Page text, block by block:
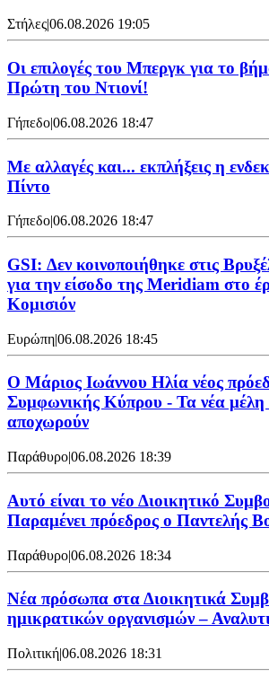
Στήλες|06.08.2026 19:05
Οι επιλογές του Μπεργκ για το
Πρώτη του Ντιονί!
Γήπεδο|06.08.2026 18:47
Με αλλαγές και... εκπλήξεις η
Πίντο
Γήπεδο|06.08.2026 18:47
GSI: Δεν κοινοποιήθηκε στις
για την είσοδο της Meridiam στο
Κομισιόν
Ευρώπη|06.08.2026 18:45
Ο Μάριος Ιωάννου Ηλία νέος
Συμφωνικής Κύπρου - Τα νέα μέλη
αποχωρούν
Παράθυρο|06.08.2026 18:39
Αυτό είναι το νέο Διοικητικό
Παραμένει πρόεδρος ο Παντελής
Παράθυρο|06.08.2026 18:34
Νέα πρόσωπα στα Διοικητικά
ημικρατικών οργανισμών –
Πολιτική|06.08.2026 18:31